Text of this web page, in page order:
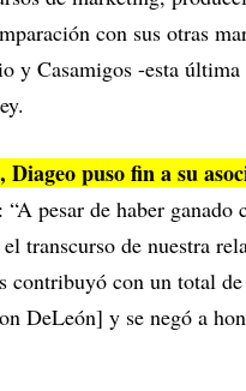
con sus otras
y Casamigos -esta última
puso fin a su
“A pesar de haber ganado
transcurso de nuestra
contribuyó con un total
DeLeón] y se negó a